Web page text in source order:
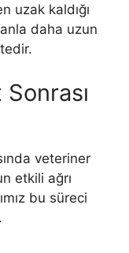
uzak kaldığı
daha uzun
veteriner
etkili ağrı
bu süreci